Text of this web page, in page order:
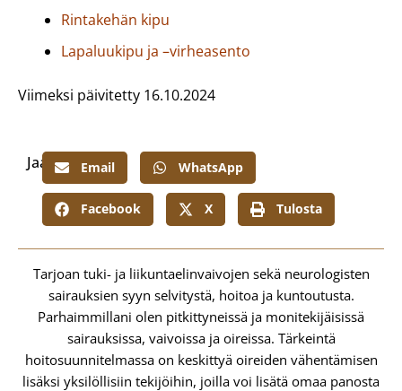
Rintakehän kipu
Lapaluukipu ja –virheasento
Viimeksi päivitetty 16.10.2024
Jaa: Email WhatsApp
Facebook X Tulosta
Tarjoan tuki- ja liikuntaelinvaivojen sekä neurologisten
sairauksien syyn selvitystä, hoitoa ja kuntoutusta.
Parhaimmillani olen pitkittyneissä ja monitekijäisissä
sairauksissa, vaivoissa ja oireissa. Tärkeintä
hoitosuunnitelmassa on keskittyä oireiden vähentämisen
lisäksi yksilöllisiin tekijöihin, joilla voi lisätä omaa panosta